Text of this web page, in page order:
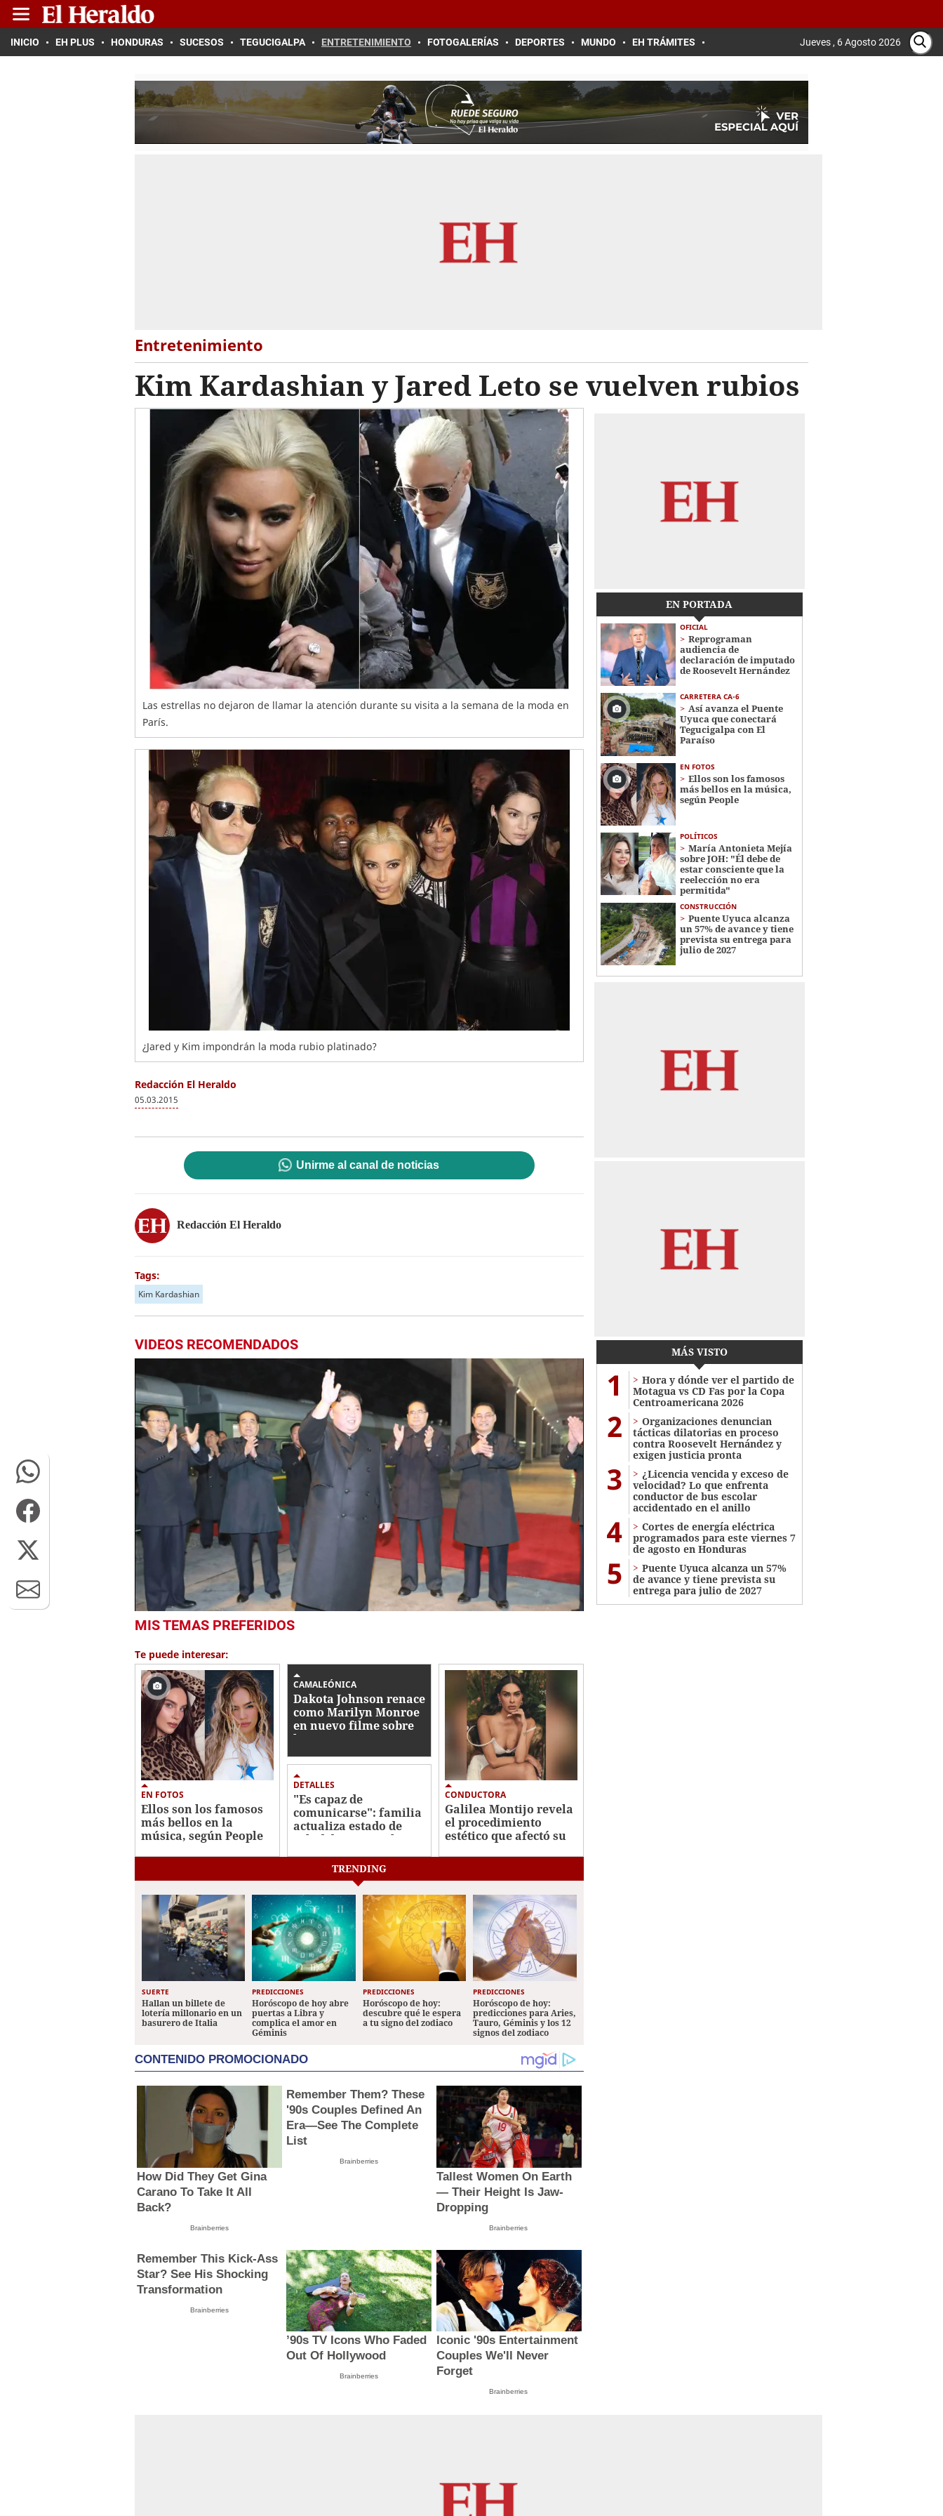
INICIO EH PLUS HONDURAS SUCESOS TEGUCIGALPA ENTRETENIMIENTO FOTOGALERÍAS DEPORTES MUNDO EH TRÁMITES Jueves , 6 Agosto 2026
Entretenimiento
Kim Kardashian y Jared Leto se vuelven rubios
Las estrellas no dejaron de llamar la atención durante su visita a la semana de la moda en
París.
¿Jared y Kim impondrán la moda rubio platinado?
Redacción El Heraldo
05.03.2015
Unirme al canal de noticias
Redacción El Heraldo
Tags:
Kim Kardashian
VIDEOS RECOMENDADOS
seconds
1
minute,
13
secondsVolume
0%
MIS TEMAS PREFERIDOS
Te puede interesar:
EN FOTOS
Ellos son los famosos
más bellos en la
música, según People
CAMALEÓNICA
Dakota Johnson renace
como Marilyn Monroe
en nuevo filme sobre
la actriz
DETALLES
"Es capaz de
comunicarse": familia
actualiza estado de
salud de Perez Hilton
CONDUCTORA
Galilea Montijo revela
el procedimiento
estético que afectó su
EN PORTADA
OFICIAL
Reprograman
audiencia de
declaración de imputado
de Roosevelt Hernández
CARRETERA CA-6
Así avanza el Puente
Uyuca que conectará
Tegucigalpa con El
Paraíso
EN FOTOS
Ellos son los famosos
más bellos en la música,
según People
POLÍTICOS
María Antonieta Mejía
sobre JOH: "Él debe de
estar consciente que la
reelección no era
permitida"
CONSTRUCCIÓN
Puente Uyuca alcanza
un 57% de avance y tiene
prevista su entrega para
julio de 2027
MÁS VISTO
1
Hora y dónde ver el partido de
Motagua vs CD Fas por la Copa
Centroamericana 2026
2
Organizaciones denuncian
tácticas dilatorias en proceso
contra Roosevelt Hernández y
exigen justicia pronta
3
¿Licencia vencida y exceso de
velocidad? Lo que enfrenta
conductor de bus escolar
accidentado en el anillo
4
Cortes de energía eléctrica
programados para este viernes 7
de agosto en Honduras
5
Puente Uyuca alcanza un 57%
de avance y tiene prevista su
entrega para julio de 2027
TRENDING
SUERTE
Hallan un billete de
lotería millonario en un
basurero de Italia
PREDICCIONES
Horóscopo de hoy abre
puertas a Libra y
complica el amor en
Géminis
PREDICCIONES
Horóscopo de hoy:
descubre qué le espera
a tu signo del zodiaco
PREDICCIONES
Horóscopo de hoy:
predicciones para Aries,
Tauro, Géminis y los 12
signos del zodiaco
CONTENIDO PROMOCIONADO
How Did They Get Gina
Carano To Take It All
Back?
Brainberries
Remember Them? These
'90s Couples Defined An
Era—See The Complete
List
Brainberries
Tallest Women On Earth
— Their Height Is Jaw-
Dropping
Brainberries
Remember This Kick-Ass
Star? See His Shocking
Transformation
Brainberries
’90s TV Icons Who Faded
Out Of Hollywood
Brainberries
Iconic '90s Entertainment
Couples We'll Never
Forget
Brainberries